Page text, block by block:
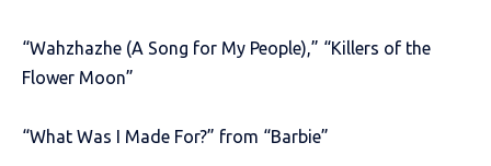
“Wahzhazhe (A Song for My People),” “Killers of the
Flower Moon”
“What Was I Made For?” from “Barbie”